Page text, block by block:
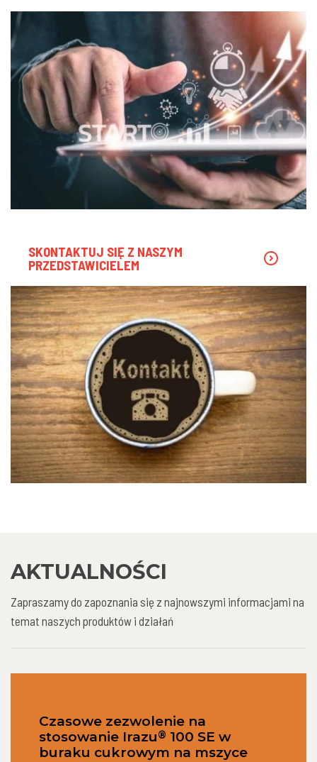
SKONTAKTUJ SIĘ Z NASZYM
PRZEDSTAWICIELEM
AKTUALNOŚCI
Zapraszamy do zapoznania się z najnowszymi informacjami na
temat naszych produktów i działań
Czasowe zezwolenie na
stosowanie Irazu® 100 SE w
buraku cukrowym na mszyce